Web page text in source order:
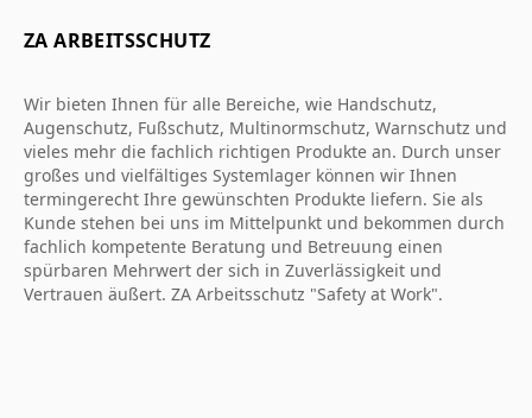
ZA ARBEITSSCHUTZ
Wir bieten Ihnen für alle Bereiche, wie Handschutz,
Augenschutz, Fußschutz, Multinormschutz, Warnschutz und
vieles mehr die fachlich richtigen Produkte an. Durch unser
großes und vielfältiges Systemlager können wir Ihnen
termingerecht Ihre gewünschten Produkte liefern. Sie als
Kunde stehen bei uns im Mittelpunkt und bekommen durch
fachlich kompetente Beratung und Betreuung einen
spürbaren Mehrwert der sich in Zuverlässigkeit und
Vertrauen äußert. ZA Arbeitsschutz "Safety at Work".